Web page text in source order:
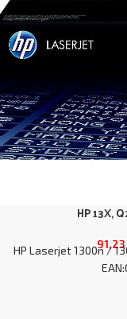
HP 13X,
91,23
HP Laserjet 1300n /